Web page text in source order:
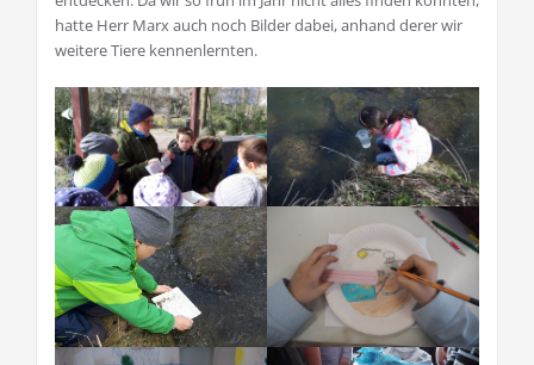
hatte Herr Marx auch noch Bilder dabei, anhand derer wir
weitere Tiere kennenlernten.